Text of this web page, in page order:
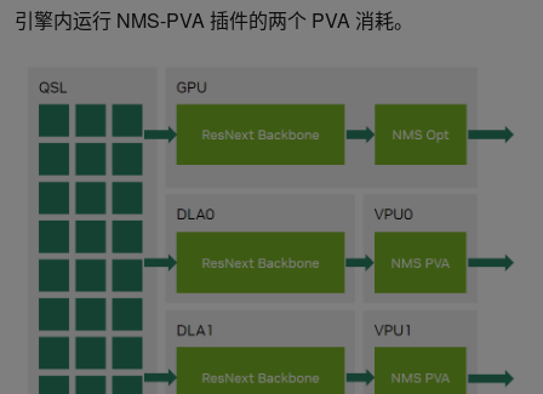
引擎内运行 NMS-PVA 插件的两个 PVA 消耗。